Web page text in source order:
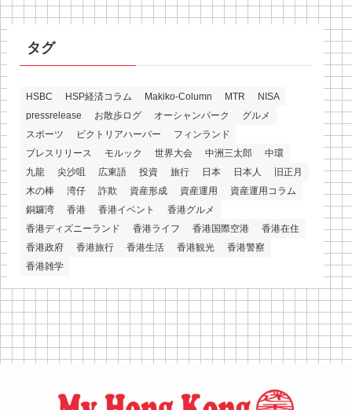
タグ
HSBC HSP経済コラム Makiko-Column MTR
NISA
pressrelease
お散歩ログ オーシャンパーク
グルメ
スポーツ
ビクトリアハーバー
フィンランド
プレスリリース
モルック 世界大会 中洲三太郎
中環
九龍
尖沙咀 広東語 投資 旅行 日本 日本人
旧正月
木の棒
湾仔 詐欺 資産形成 資産運用
資産運用コラム
銅鑼湾
香港 香港イベント
香港グルメ
香港ディズニーランド
香港ライフ 香港国際空港
香港在住
香港政府
香港旅行 香港生活 香港観光
香港警察
香港雑学